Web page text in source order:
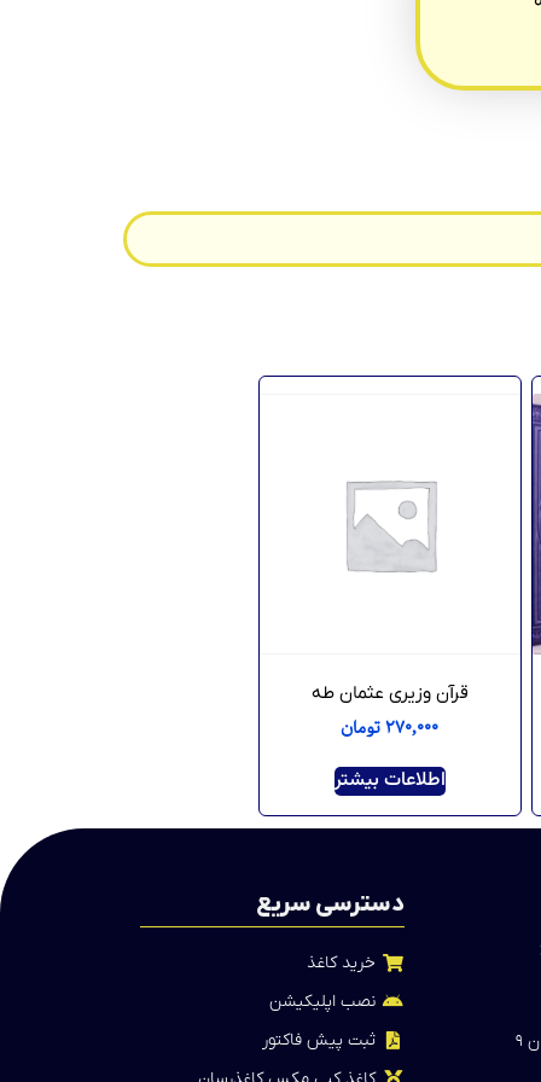
قرآن وزیری عثمان طه
۲۷۰,۰۰۰تومان
اطلاعات بیشتر
۹
دسترسی سریع
خرید کاغذ
نصب اپلیکیشن
ثبت پیش فاکتور